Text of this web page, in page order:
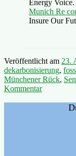
Energy
Munich Re
Insure Our
Veröffentlicht am 23.
dekarbonisierung,
Münchener Rück,
Kommentar